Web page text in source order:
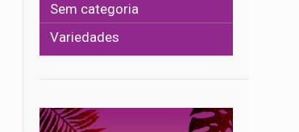
Sem categoria
Variedades